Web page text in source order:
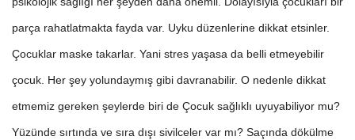
parça rahatlatmakta fayda var. Uyku düzenlerine dikkat etsinler.
Çocuklar maske takarlar. Yani stres yaşasa da belli etmeyebilir
çocuk. Her şey yolundaymış gibi davranabilir. O nedenle dikkat
etmemiz gereken şeylerde biri de Çocuk sağlıklı uyuyabiliyor mu?
Yüzünde sırtında ve sıra dışı sivilceler var mı? Saçında dökülme